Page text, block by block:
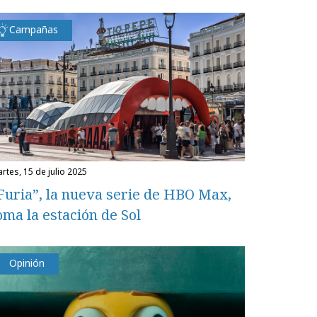
Campañas
15 de julio 2025
la nueva serie de HBO Max,
la estación de Sol
Opinión